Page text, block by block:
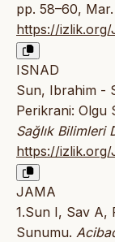
pp. 58–60,
https://
ISNAD
Sun, Ibrahim -
Perikrani: Olgu
Sağlık Bilimleri
https://
JAMA
1.Sun I, Sav A,
Sunumu.